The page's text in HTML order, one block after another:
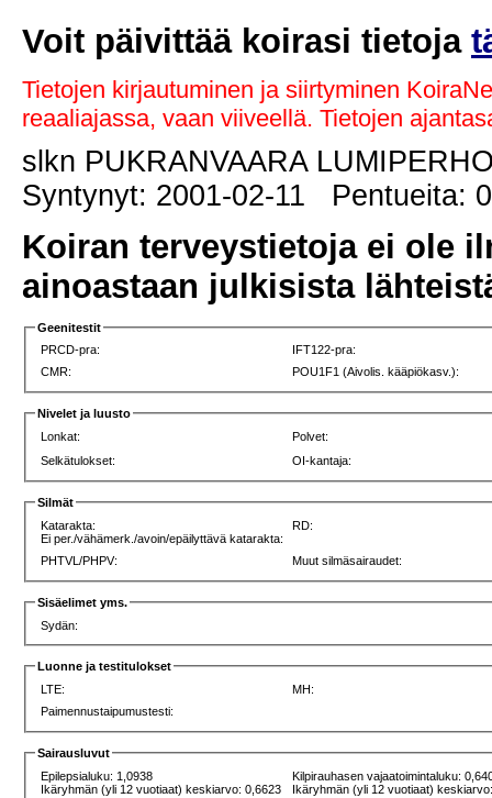
Voit päivittää koirasi tietoja
Tietojen kirjautuminen ja siirtyminen
reaaliajassa, vaan viiveellä. Tietojen
slkn PUKRANVAARA
Syntynyt: 2001-02-11 Pentueita:
Koiran terveystietoja ei ole
ainoastaan julkisista
Geenitestit
PRCD-pra:
IFT122-pra:
CMR:
POU1F1 (Aivolis. kääpiökasv.):
Nivelet ja luusto
Lonkat:
Polvet:
Selkätulokset:
OI-kantaja:
Silmät
Katarakta:
Ei per./vähämerk./avoin/epäilyttävä katarakta:
RD:
PHTVL/PHPV: Muut silmäsairaudet:
Sisäelimet yms.
Sydän:
Luonne ja testitulokset
LTE:
MH:
Paimennustaipumustesti:
Sairausluvut
Epilepsialuku: 1,0938
Ikäryhmän (yli 12 vuotiaat) keskiarvo: 0,6623
Kilpirauhasen vajaatoimintaluku:
Ikäryhmän (yli 12 vuotiaat)